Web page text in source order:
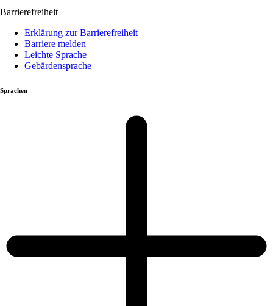
Barrierefreiheit
Erklärung zur Barrierefreiheit
Barriere melden
Leichte Sprache
Gebärdensprache
Sprachen